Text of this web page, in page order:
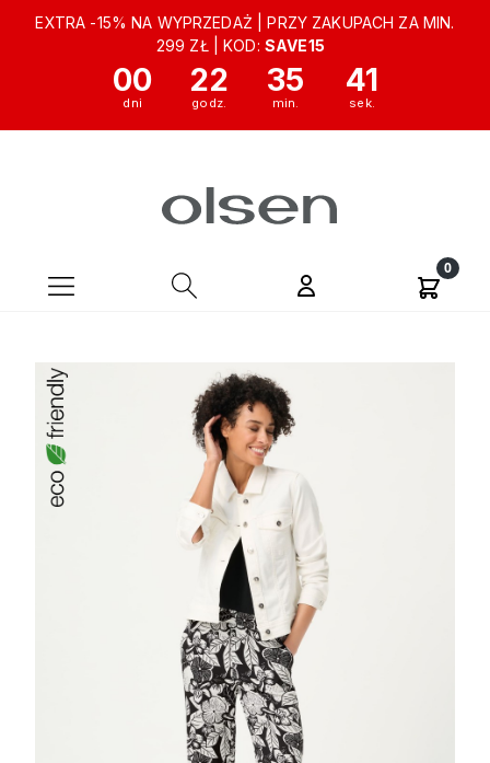
EXTRA -15% NA WYPRZEDAŻ | PRZY ZAKUPACH ZA MIN.
299 ZŁ | KOD: SAVE15
00 22 35 41